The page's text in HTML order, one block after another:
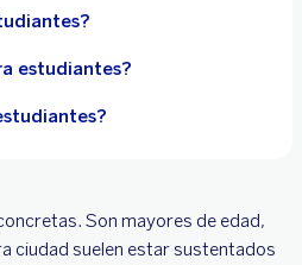
estudiantes?
Son mayores de edad,
ciudad suelen estar sustentados